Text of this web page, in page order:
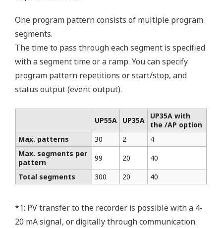
One program pattern consists of multiple program
segments.
The time to pass through each segment is specified
with a segment time or a ramp. You can specify
program pattern repetitions or start/stop, and
status output (event output).
UP55A UP35A
UP35A with
the /AP option
Max. patterns
30 2
4
Max. segments per
pattern
99 20
40
Total segments
300 20 40
*1: PV transfer to the recorder is possible with a 4-
20 mA signal, or digitally through communication.